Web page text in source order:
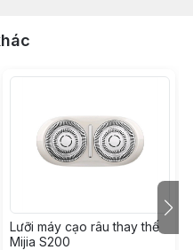
Lưỡi máy cạo râu thay thế
Mijia S200